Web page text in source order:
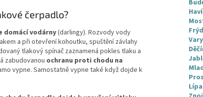
čerpadlo?
domácí vodárny(darlingy). Rozvody vody
a při otevření kohoutku, spuštění závlahy
tlakový spínač zaznamená pokles tlaku a
zabudovanou ochranu proti chodu na
vypne. Samostatně vypne také když dojde k
Vary
Lípa